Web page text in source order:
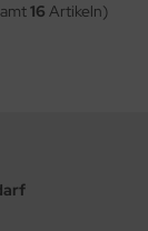
16 Artikeln)